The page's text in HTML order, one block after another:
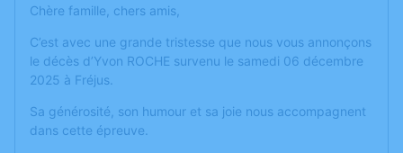
Chère famille, chers amis,
C’est avec une grande tristesse que nous vous annonçons
le décès d’Yvon ROCHE survenu le samedi 06 décembre
2025 à Fréjus.
Sa générosité, son humour et sa joie nous accompagnent
dans cette épreuve.